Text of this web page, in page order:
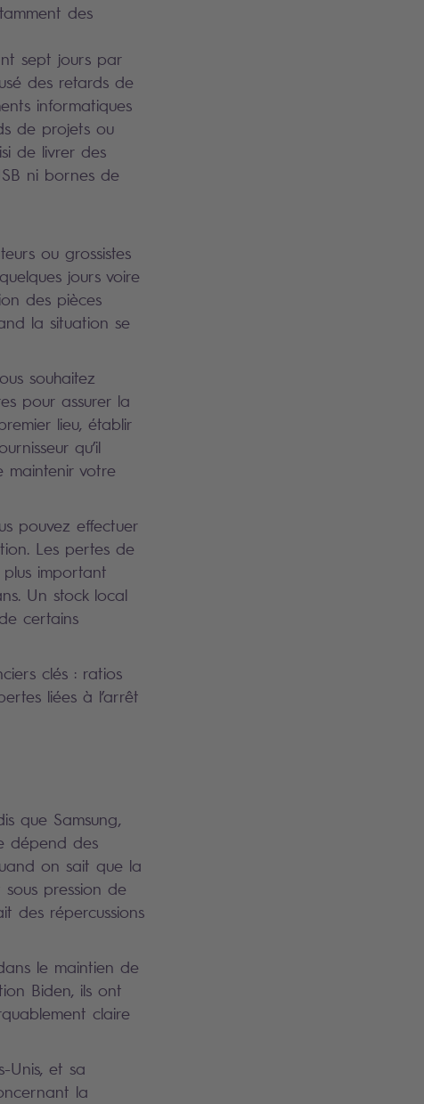
des
sept jours par
des retards de
informatiques
de projets ou
de livrer des
ni bornes de
ou grossistes
jours voire
des pièces
la situation se
souhaitez
pour assurer la
lieu, établir
qu’il
maintenir votre
pouvez effectuer
Les pertes de
important
Un stock local
certains
clés : ratios
liées à l’arrêt
que Samsung,
dépend des
on sait que la
pression de
des répercussions
le maintien de
Biden, ils ont
claire
Unis, et sa
la